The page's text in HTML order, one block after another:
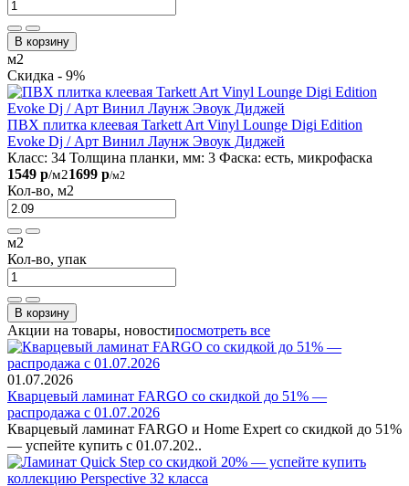
В корзину
м2
Скидка - 9%
ПВХ плитка клеевая Tarkett Art Vinyl Lounge Digi Edition
Evoke Dj / Арт Винил Лаунж Эвоук Диджей
Класс: 34 Толщина планки, мм: 3 Фаска: есть, микрофаска
1549 р/м21699 р/м2
Кол-во, м2
м2
Кол-во, упак
В корзину
Акции на товары, новостипосмотреть все
01.07.2026
Кварцевый ламинат FARGO со скидкой до 51% —
распродажа с 01.07.2026
Кварцевый ламинат FARGO и Home Expert со скидкой до 51%
— успейте купить с 01.07.202..